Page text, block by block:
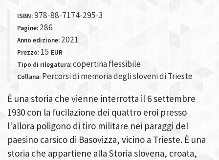
ISBN:978-88-7174-295-3
Pagine: 286
Anno edizione: 2021
Prezzo: 15 EUR
Tipo di rilegatura:copertina flessibile
Collana: Percorsi di memoria degli sloveni di Trieste
È una storia che vienne interrotta il 6 settembre
1930 con la fucilazione dei quattro eroi presso
l'allora poligono di tiro militare nei paraggi del
paesino carsico di Basovizza, vicino a Trieste. È una
storia che appartiene alla Storia slovena, croata,